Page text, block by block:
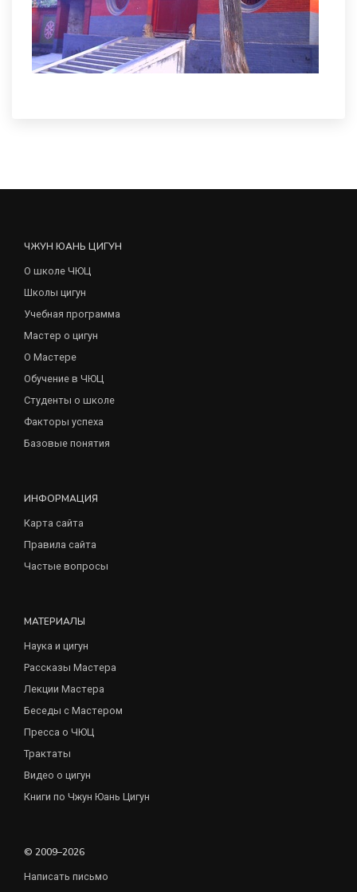
ЧЖУН ЮАНЬ ЦИГУН
О школе ЧЮЦ
Школы цигун
Учебная программа
Мастер о цигун
О Мастере
Обучение в ЧЮЦ
Студенты о школе
Факторы успеха
Базовые понятия
ИНФОРМАЦИЯ
Карта сайта
Правила сайта
Частые вопросы
МАТЕРИАЛЫ
Наука и цигун
Рассказы Мастера
Лекции Мастера
Беседы с Мастером
Пресса о ЧЮЦ
Трактаты
Видео о цигун
Книги по Чжун Юань Цигун
© 2009–2026
Написать письмо